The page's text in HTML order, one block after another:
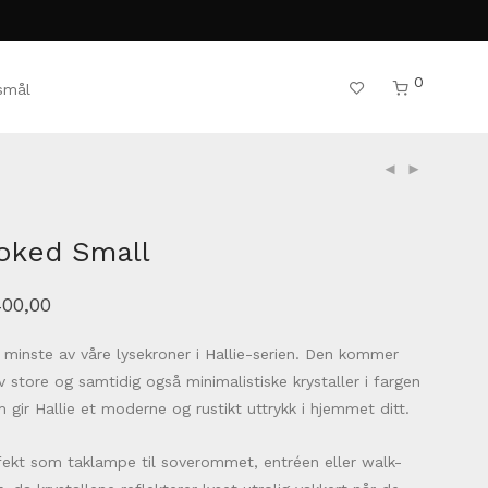
0
Small
av våre lysekroner i Hallie-serien. Den kommer
store og samtidig også minimalistiske krystaller i fargen
gir Hallie et moderne og rustikt uttrykk i hjemmet ditt.
som taklampe til soverommet, entréen eller walk-